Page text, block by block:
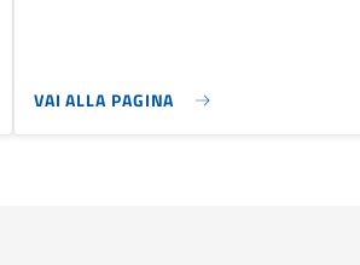
VAI ALLA PAGINA